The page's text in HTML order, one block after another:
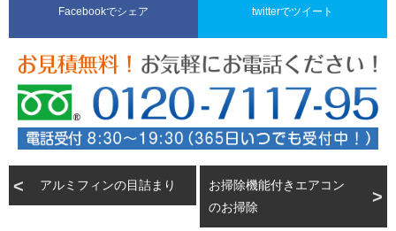
Facebookでシェア twitterでツイート
アルミフィンの目詰まり
お掃除機能付きエアコン
のお掃除